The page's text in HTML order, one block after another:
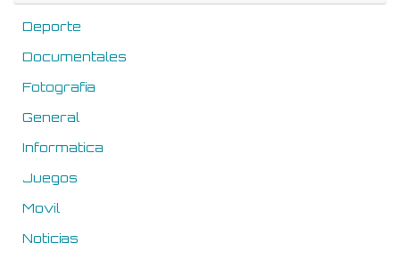
Deporte
Documentales
Fotografia
General
Informatica
Juegos
Movil
Noticias